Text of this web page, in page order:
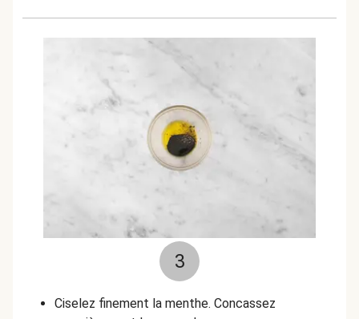
3
Ciselez finement la menthe. Concassez